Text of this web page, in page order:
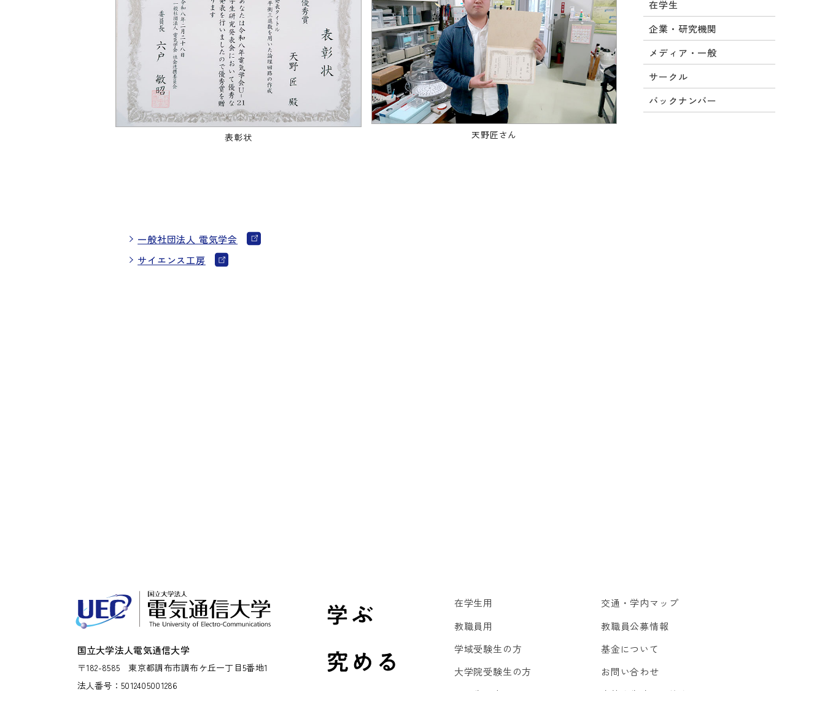
表彰状 天野匠さん
一般社団法人 電気学会
サイエンス工房
在学生
企業・研究機関
メディア・一般
サークル
バックナンバー
国立大学法人電気通信大学
〒182-8585 東京都調布市調布ケ丘一丁目5番地1
法人番号：5012405001286
在学生用
教職員用
学域受験生の方
大学院受験生の方
卒業生の方
交通・学内マップ
教職員公募情報
基金について
お問い合わせ
事故発生時の連絡先